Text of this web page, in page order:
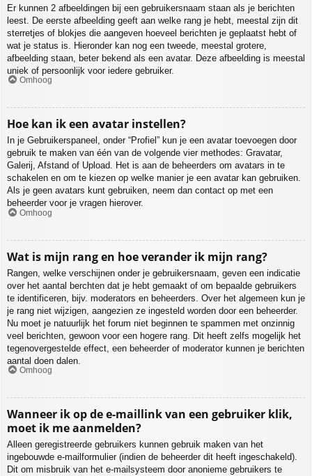
Er kunnen 2 afbeeldingen bij een gebruikersnaam staan als je berichten
leest. De eerste afbeelding geeft aan welke rang je hebt, meestal zijn dit
sterretjes of blokjes die aangeven hoeveel berichten je geplaatst hebt of
wat je status is. Hieronder kan nog een tweede, meestal grotere,
afbeelding staan, beter bekend als een avatar. Deze afbeelding is meestal
uniek of persoonlijk voor iedere gebruiker.
Omhoog
Hoe kan ik een avatar instellen?
In je Gebruikerspaneel, onder “Profiel” kun je een avatar toevoegen door
gebruik te maken van één van de volgende vier methodes: Gravatar,
Galerij, Afstand of Upload. Het is aan de beheerders om avatars in te
schakelen en om te kiezen op welke manier je een avatar kan gebruiken.
Als je geen avatars kunt gebruiken, neem dan contact op met een
beheerder voor je vragen hierover.
Omhoog
Wat is mijn rang en hoe verander ik mijn rang?
Rangen, welke verschijnen onder je gebruikersnaam, geven een indicatie
over het aantal berchten dat je hebt gemaakt of om bepaalde gebruikers
te identificeren, bijv. moderators en beheerders. Over het algemeen kun je
je rang niet wijzigen, aangezien ze ingesteld worden door een beheerder.
Nu moet je natuurlijk het forum niet beginnen te spammen met onzinnig
veel berichten, gewoon voor een hogere rang. Dit heeft zelfs mogelijk het
tegenovergestelde effect, een beheerder of moderator kunnen je berichten
aantal doen dalen.
Omhoog
Wanneer ik op de e-maillink van een gebruiker klik,
moet ik me aanmelden?
Alleen geregistreerde gebruikers kunnen gebruik maken van het
ingebouwde e-mailformulier (indien de beheerder dit heeft ingeschakeld).
Dit om misbruik van het e-mailsysteem door anonieme gebruikers te